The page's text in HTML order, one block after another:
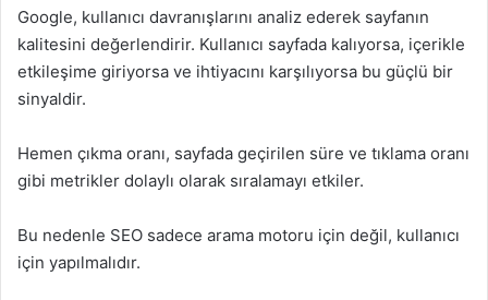
Google, kullanıcı davranışlarını analiz ederek sayfanın
kalitesini değerlendirir. Kullanıcı sayfada kalıyorsa, içerikle
etkileşime giriyorsa ve ihtiyacını karşılıyorsa bu güçlü bir
sinyaldir.
Hemen çıkma oranı, sayfada geçirilen süre ve tıklama oranı
gibi metrikler dolaylı olarak sıralamayı etkiler.
Bu nedenle SEO sadece arama motoru için değil, kullanıcı
için yapılmalıdır.